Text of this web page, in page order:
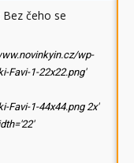
čeho se
wp-
Favi-1-22x22.png'
Favi-1-44x44.png 2x'